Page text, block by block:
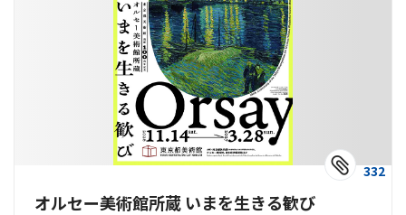
332
オルセー美術館所蔵 いまを生きる歓び